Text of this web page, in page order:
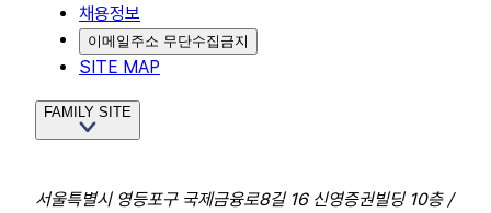
채용정보
이메일주소 무단수집금지
SITE MAP
FAMILY SITE
서울특별시 영등포구 국제금융로8길 16 신영증권빌딩 10층 /